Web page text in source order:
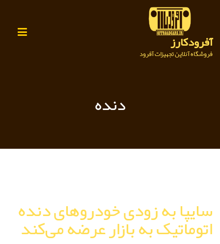
آفرودکارز
فروشگاه آنلاین تجهیزات آفرود
دنده
سایپا به زودی خودروهای دنده
اتوماتیک به بازار عرضه می‌کند